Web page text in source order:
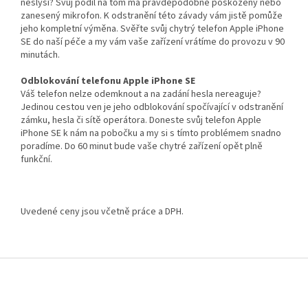
zanesený mikrofon. K odstranění této závady vám jistě pomůže
jeho kompletní výměna. Svěřte svůj chytrý telefon Apple iPhone
SE do naší péče a my vám vaše zařízení vrátíme do provozu v 90
minutách.
Odblokování telefonu Apple iPhone SE
Váš telefon nelze odemknout a na zadání hesla nereaguje?
Jedinou cestou ven je jeho odblokování spočívající v odstranění
zámku, hesla či sítě operátora. Doneste svůj telefon Apple
iPhone SE k nám na pobočku a my si s tímto problémem snadno
poradíme. Do 60 minut bude vaše chytré zařízení opět plně
funkční.
Uvedené ceny jsou včetně práce a DPH.